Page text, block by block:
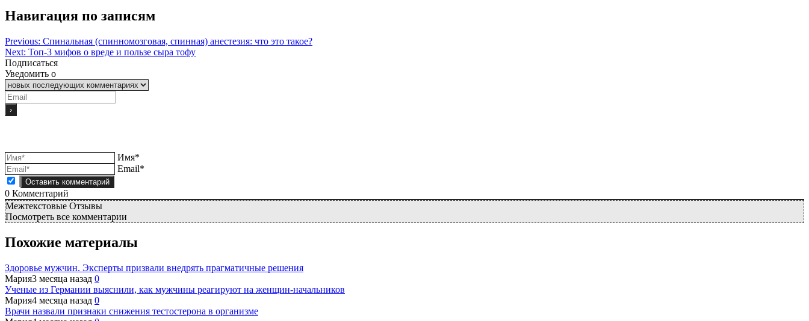
Навигация по записям
Previous: Спинальная (спинномозговая, спинная) анестезия: что это такое?
Next: Топ-3 мифов о вреде и пользе сыра тофу
Подписаться
Уведомить о
Имя*
Email*
0 Комментарий
Межтекстовые Отзывы
Посмотреть все комментарии
Похожие материалы
Здоровье мужчин. Эксперты призвали внедрять прагматичные решения
Мария3 месяца назад 0
Ученые из Германии выяснили, как мужчины реагируют на женщин-начальников
Мария4 месяца назад 0
Врачи назвали признаки снижения тестостерона в организме